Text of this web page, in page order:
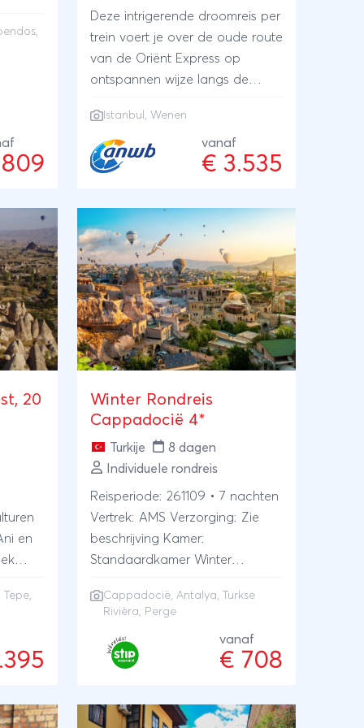
of
Kijk
de
deze
je in 3-
v.v.
en
Deze intrigerende droomreis per
trein voert je over de oude route
van de Oriënt Express op
ontspannen wijze langs de
Centraal-Europa en de Balkan.
Met overnachtingen aan boord
én in hotels en meerdere
vlieg je comfortabel met KLM.
Istanbul , Wenen
vanaf
€ 3.535
20
en
Winter Rondreis
Cappadocië 4*
Turkije
8 dagen
Individuele rondreis
Reisperiode: 261109 • 7 nachten
Vertrek: AMS Verzorging: Zie
beschrijving Kamer:
Standaardkamer Winter
de boeiende start met een
onvergetelijke afsluiting met de
terugvlucht, nemen we je mee
betoverende Turkije. Verrijk je
Cappadocië, Antalya,
Turkse
Rivièra, Perge
vanaf
€ 708